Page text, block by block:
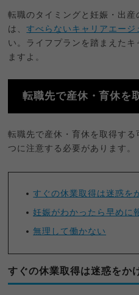
転職のタイミングと妊娠・出
は、すべらないキャリアエージ
い。ライフプランを踏まえた
ますよ。
転職先で産休・育休を
転職先で産休・育休を取得す
つに注意する必要があります。
すぐの休業取得は迷惑を
妊娠がわかったら早めに
無理して働かない
すぐの休業取得は迷惑をか